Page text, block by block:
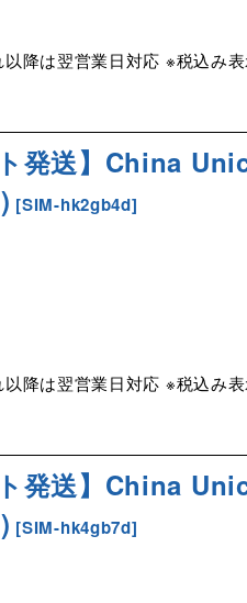
降は翌営業日対応 ※税込み
発送】China
[SIM-hk2gb4d]
降は翌営業日対応 ※税込み
発送】China
[SIM-hk4gb7d]